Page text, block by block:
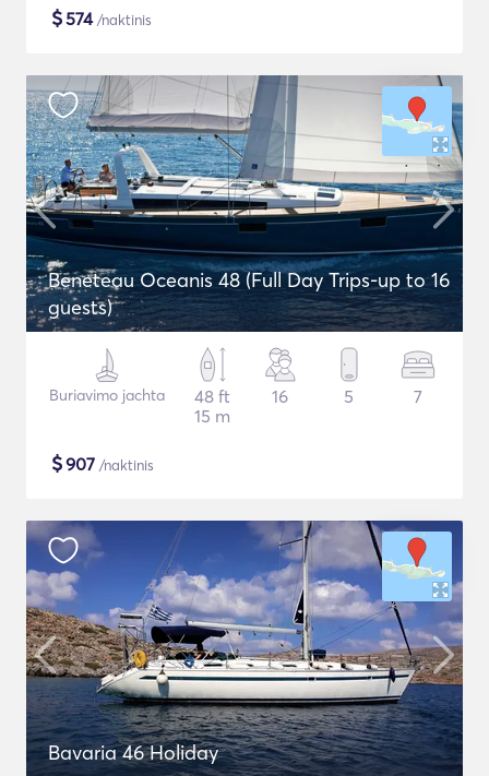
$574/naktinis
Beneteau Oceanis 48 (Full Day Trips-up to 16
guests)
Buriavimo jachta
48 ft
15 m
16 5 7
$907 /naktinis
Bavaria 46 Holiday